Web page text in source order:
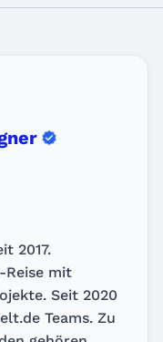
2017.
Reise mit
Seit 2020
Teams. Zu